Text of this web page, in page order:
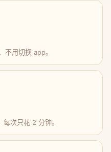
不用切换 app。
次只花 2 分钟。